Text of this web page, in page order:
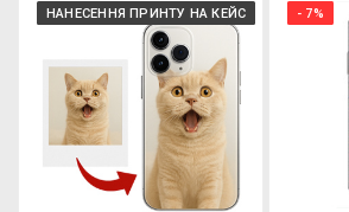
НАНЕСЕННЯ ПРИНТУ НА КЕЙС - 7%